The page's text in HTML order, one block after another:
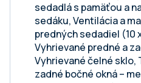
sedadlá s pamäťou a
sedáku, Ventilácia a
predných sedadiel (10
Vyhrievané predné a
Vyhrievané čelné
zadné bočné okná –